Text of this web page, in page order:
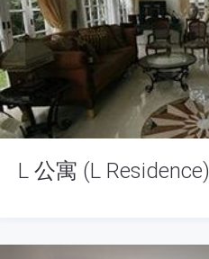
L 公寓 (L Residence)